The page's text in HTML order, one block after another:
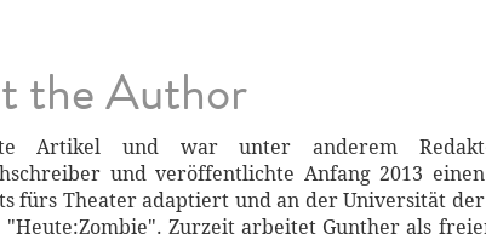
the Author
Artikel und war unter anderem
und veröffentlichte Anfang 2013
fürs Theater adaptiert und an der Universität
Zurzeit arbeitet Gunther als